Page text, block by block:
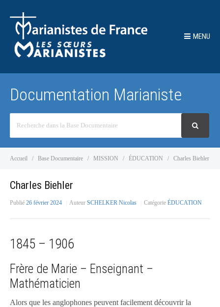
MENU
Documentation Marianiste
Accueil Base Documentaire MISSION ÉDUCATION Charles Biehler
Charles Biehler
Publié 26 février 2024 Auteur SCHELKER Nicolas Catégorie ÉDUCATION
1845 – 1906
Frère de Marie – Enseignant –
Mathématicien
Alors que les anglophones peuvent facilement découvrir la